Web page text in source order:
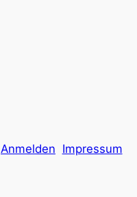
Anmelden Impressum